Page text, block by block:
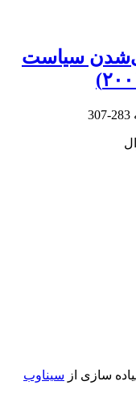
سیاست
283-307
سازی از سیناوب